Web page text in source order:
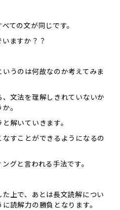
ての文が同じです。
ますか？？
うのは何故なのか考えてみま
文法を理解しきれていないか
。
解いていきます。
すことができるようになるの
グと言われる手法です。
上で、あとは長文読解につい
読解力の勝負となります。